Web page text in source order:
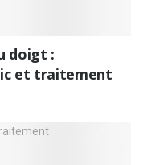
doigt :
et traitement